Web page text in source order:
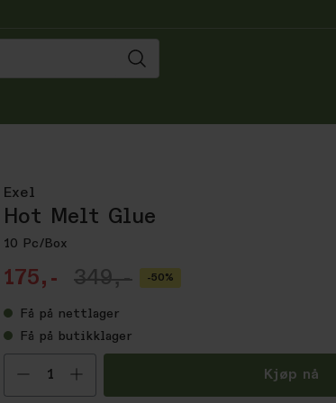
Exel
Hot Melt Glue
10 Pc/Box
175,- 349,- -50%
Få på nettlager
Få på butikklager
Velg antall Kjøp nå